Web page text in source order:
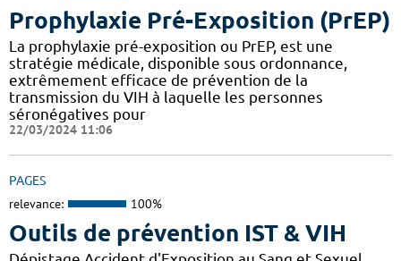
Prophylaxie Pré-Exposition (PrEP)
La prophylaxie pré-exposition ou PrEP, est une
stratégie médicale, disponible sous ordonnance,
extrêmement efficace de prévention de la
transmission du VIH à laquelle les personnes
séronégatives pour
22/03/2024 11:06
PAGES
relevance: 100%
Outils de prévention IST & VIH